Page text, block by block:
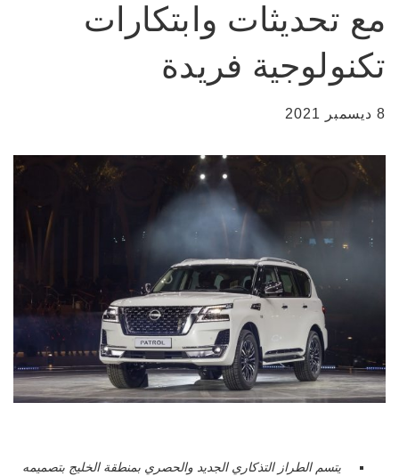
مع تحديثات وابتكارات
تكنولوجية فريدة
8 ديسمبر 2021
يتسم الطراز التذكاري الجديد والحصري بمنطقة الخليج بتصميمه